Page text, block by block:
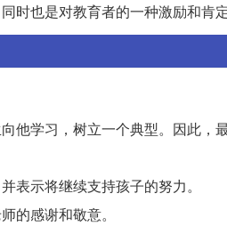
时也是对教育者的一种激励和肯定
他学习，树立一个典型。因此，
表示将继续支持孩子的努力。
的感谢和敬意。